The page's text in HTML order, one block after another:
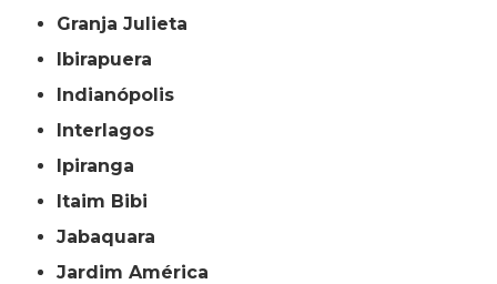
Granja Julieta
Ibirapuera
Indianópolis
Interlagos
Ipiranga
Itaim Bibi
Jabaquara
Jardim América